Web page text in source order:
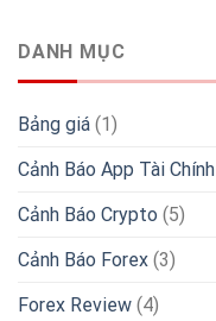
DANH MỤC
Bảng giá (1)
Cảnh Báo App Tài Chính
Cảnh Báo Crypto (5)
Cảnh Báo Forex (3)
Forex Review (4)